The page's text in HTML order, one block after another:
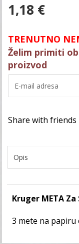
1,18 €
TRENUTNO
Želim primiti
proizvod
Kruger META
3 mete na papiru